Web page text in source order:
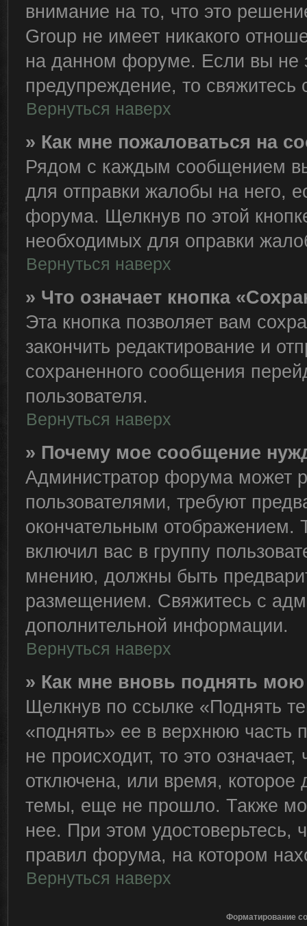
внимание на то, что это
Group не имеет никакого
на данном форуме. Если вы не
предупреждение, то
Вернуться наверх
» Как мне пожаловаться на
Рядом с каждым сообщением
для отправки жалобы на него,
форума. Щелкнув по этой
необходимых для оправки
Вернуться наверх
» Что означает кнопка
Эта кнопка позволяет вам
закончить редактирование и
сохраненного сообщения
пользователя.
Вернуться наверх
» Почему мое сообщение
Администратор форума может
пользователями, требуют
окончательным отображением.
включил вас в группу
мнению, должны быть
размещением. Свяжитесь с
дополнительной информации.
Вернуться наверх
» Как мне вновь поднять
Щелкнув по ссылке «Поднять
«поднять» ее в верхнюю часть
не происходит, то это
отключена, или время, которое
темы, еще не прошло. Также
нее. При этом
правил форума, на котором
Вернуться наверх
Форматирование